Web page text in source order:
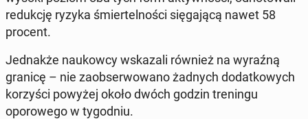
re­dukcję ryzyka śmiertel­noś­ci się­ga­jącą nawet 58
procent.
Jed­nakże naukow­cy wskaza­li również na wyraźną
granicę – nie za­ob­ser­wowano żadnych do­datkowych
ko­rzyś­ci powyżej około dwóch godzin treningu
oporowego w ty­god­niu.